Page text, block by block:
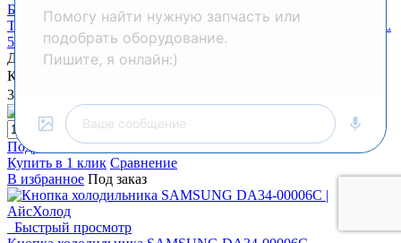
Быстрый просмотр
Толкатель кнопки холодильника INDESIT-ARISTON-STINOL
509121
Доставим 26 августа
Код:
338 ₽
Подробнее
Купить в 1 клик Сравнение
В избранное Под заказ
Быстрый просмотр